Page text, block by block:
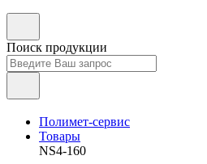
Поиск продукции
Полимет-сервис
Товары
NS4-160